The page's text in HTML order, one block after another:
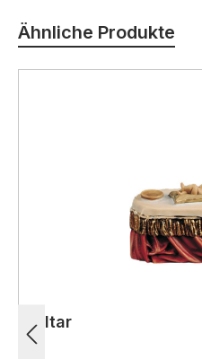
Ähnliche Produkte
Altar